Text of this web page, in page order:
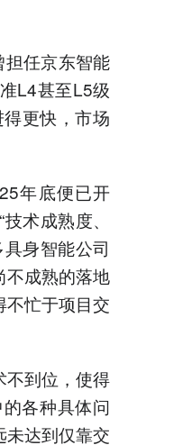
担任京东智能
L4甚至L5级
更快，市场
年底便已开
术成熟度、
身智能公司
不成熟的落地
不忙于项目交
不到位，使得
各种具体问
未达到仅靠交